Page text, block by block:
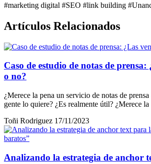
#marketing digital #SEO #link building
Artículos Relacionados
Caso de estudio de notas de prensa:
o no?
¿Merece la pena un servicio de notas de
gente lo quiere? ¿Es realmente útil? ¿Merece
Toñi Rodriguez 17/11/2023
Analizando la estrategia de anchor